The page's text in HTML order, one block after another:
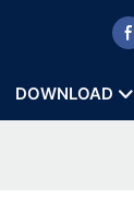
DOWNLOAD